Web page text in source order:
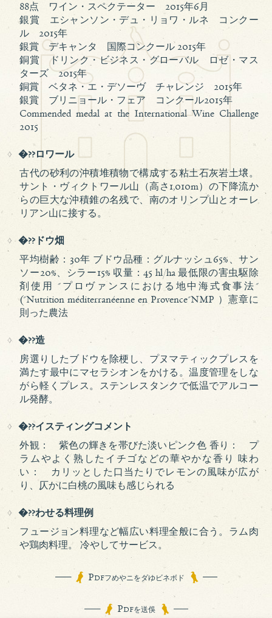
88点 ワイン・スペクテーター 2015年6月
銀賞 エシャンソン・デュ・リョワ・ルネ コンクー
ル 2015年
銀賞 デキャンタ 国際コンクール 2015年
銅賞 ドリンク・ビジネス・グローバル ロゼ・マス
ターズ 2015年
銅賞 ベタネ・エ・デソーヴ チャレンジ 2015年
銀賞 ブリニョール・フェア コンクール2015年
Commended medal at the International Wine Challenge
2015
�??ロワール
古代の砂利の沖積堆積物で構成する粘土石灰岩土壌。
サント・ヴィクトワール山（高さ1,010m）の下降流か
らの巨大な沖積錐の名残で、南のオリンプ山とオーレ
リアン山に接する。
�??ドウ畑
平均樹齢：30年 ブドウ品種：グルナッシュ65%、サン
ソー20%、シラー15% 収量：45 hl/ha 最低限の害虫駆除
剤使用 "プロヴァンスにおける地中海式食事法"
("Nutrition méditerranéenne en Provence"NMP ）憲章に
則った農法
�??造
房選りしたブドウを除梗し、プヌマティックプレスを
満たす最中にマセラシオンをかける。温度管理をしな
がら軽くプレス。ステンレスタンクで低温でアルコー
ル発酵。
�??イスティングコメント
外観： 紫色の輝きを帯びた淡いピンク色 香り： プ
ラムやよく熟したイチゴなどの華やかな香り 味わ
い： カリッとした口当たりでレモンの風味が広が
り、仄かに白桃の風味も感じられる
�??わせる料理例
フュージョン料理など幅広い料理全般に合う。ラム肉
や鶏肉料理。 冷やしてサービス。
PDFフめやニをダゆビネボド
PDFを送俁